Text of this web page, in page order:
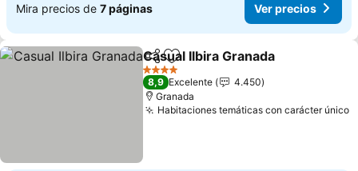
Mira precios de 7 páginas Ver precios
CompartirAgregar a favoritos
Casual Ilbira Granada
4 Estrellas
8,9 Excelente
4.450
Granada
Habitaciones temáticas con carácter único